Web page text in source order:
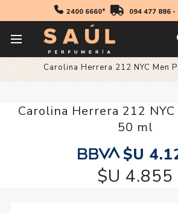
2400 6660* 094 477 886-
Fragancias
Carolina Herrera 212 NYC Men
Carolina Herrera 212
50 ml
$U
$U 4.855